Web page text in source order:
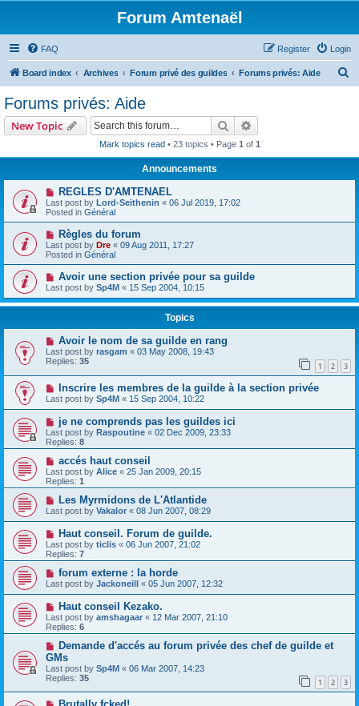
Forum Amtenaël
FAQ Login
Register
Board index Archives Forum privé des guildes Forums privés: Aide
Forums privés: Aide
New Topic Search
Mark topics read• 23 topics • Page 1 of 1
Announcements
REGLES D'AMTENAEL
Last post by Lord-Seithenin « 06 Jul 2019, 17:02
Posted in Général
Règles du forum
Last post by Dre « 09 Aug 2011, 17:27
Posted in Général
Avoir une section privée pour sa guilde
Last post by Sp4M « 15 Sep 2004, 10:15
Topics
Avoir le nom de sa guilde en rang
Last post by rasgam « 03 May 2008, 19:43
Replies: 35 1 2 3
Inscrire les membres de la guilde à la section privée
Last post by Sp4M « 15 Sep 2004, 10:22
je ne comprends pas les guildes ici
Last post by Raspoutine « 02 Dec 2009, 23:33
Replies: 8
accés haut conseil
Last post by Alice « 25 Jan 2009, 20:15
Replies: 1
Les Myrmidons de L'Atlantide
Last post by Vakalor « 08 Jun 2007, 08:29
Haut conseil. Forum de guilde.
Last post by ticlis « 06 Jun 2007, 21:02
Replies: 7
forum externe : la horde
Last post by Jackoneill « 05 Jun 2007, 12:32
Haut conseil Kezako.
Last post by amshagaar « 12 Mar 2007, 21:10
Replies: 6
Demande d'accés au forum privée des chef de guilde et
GMs
Last post by Sp4M « 06 Mar 2007, 14:23
Replies: 35 1 2 3